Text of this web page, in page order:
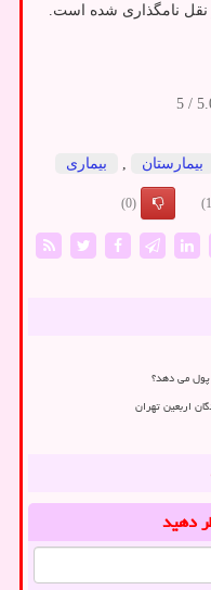
/ 5
بیمارستان بیماری
(0)
پول می دهد؟
اربعین تهران
دهید